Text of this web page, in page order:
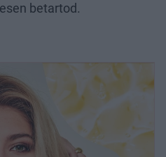
betartod.